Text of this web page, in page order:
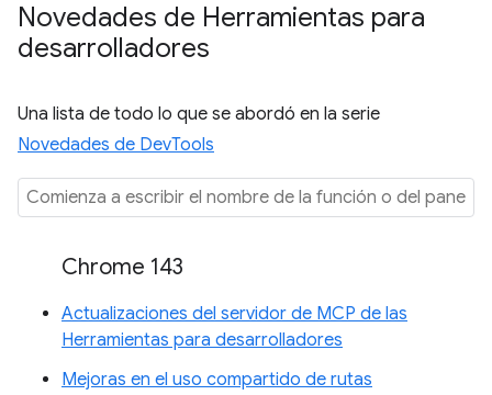
Novedades de Herramientas para
desarrolladores
Una lista de todo lo que se abordó en la serie
Novedades de DevTools
Chrome 143
Actualizaciones del servidor de MCP de las
Herramientas para desarrolladores
Mejoras en el uso compartido de rutas